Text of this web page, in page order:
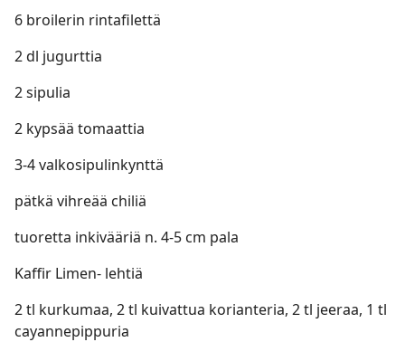
6 broilerin rintafilettä
2 dl jugurttia
2 sipulia
2 kypsää tomaattia
3-4 valkosipulinkynttä
pätkä vihreää chiliä
tuoretta inkivääriä n. 4-5 cm pala
Kaffir Limen- lehtiä
2 tl kurkumaa, 2 tl kuivattua korianteria, 2 tl jeeraa, 1 tl
cayannepippuria